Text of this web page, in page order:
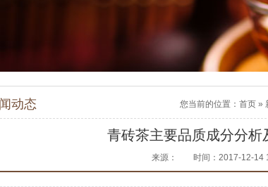
动态 您当前的位置： 首页 »
青砖茶主要品质成分分析
来源： 时间：2017-12-14